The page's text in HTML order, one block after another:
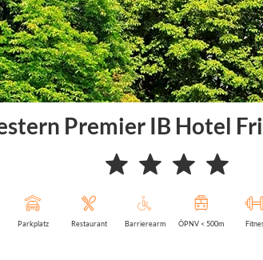
Premier IB Hotel
Parkplatz Restaurant Barrierearm ÖPNV < 500m